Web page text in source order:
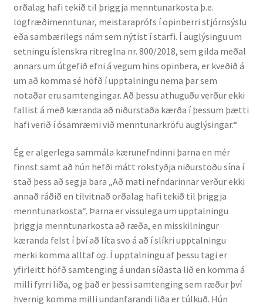
Verkefnisstjórn
Þjónusta
Rannsóknir
Máltækni
Orðhlutafræði
Samtímasetningafræði
Söguleg setningafræði
Hljóð og hljóðkerfi
Staða íslenskunnar
orðalag hafi tekið til þriggja menntunarkosta þ.e.
lögfræðimenntunar, meistaraprófs í opinberri stjórnsýslu
eða sambærilegs nám sem nýtist í starfi. Í auglýsingu um
setningu íslenskra ritreglna nr. 800/2018, sem gilda meðal
annars um útgefið efni á vegum hins opinbera, er kveðið á
um að komma sé höfð í upptalningu nema þar sem
notaðar eru samtengingar. Að þessu athuguðu verður ekki
fallist á með kæranda að niðurstaða kærða í þessum þætti
hafi verið í ósamræmi við menntunarkröfu auglýsingar.“
Ég er algerlega sammála kærunefndinni þarna en mér
finnst samt að hún hefði mátt rökstyðja niðurstöðu sína í
stað þess að segja bara „Að mati nefndarinnar verður ekki
annað ráðið en tilvitnað orðalag hafi tekið til þriggja
menntunarkosta“. Þarna er vissulega um upptalningu
þriggja menntunarkosta að ræða, en misskilningur
kæranda felst í því að líta svo á að í slíkri upptalningu
merki komma alltafog. Í upptalningu af þessu tagi er
yfirleitt höfð samtenging á undan síðasta lið en komma á
milli fyrri liða, og það er þessi samtenging sem ræður því
hvernig komma milli undanfarandi liða er túlkuð. Hún